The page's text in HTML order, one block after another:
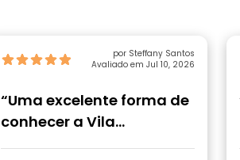
por Steffany Santos
Avaliado em Jul 10, 2026
“Uma excelente forma de
conhecer a Vila
Madalena”